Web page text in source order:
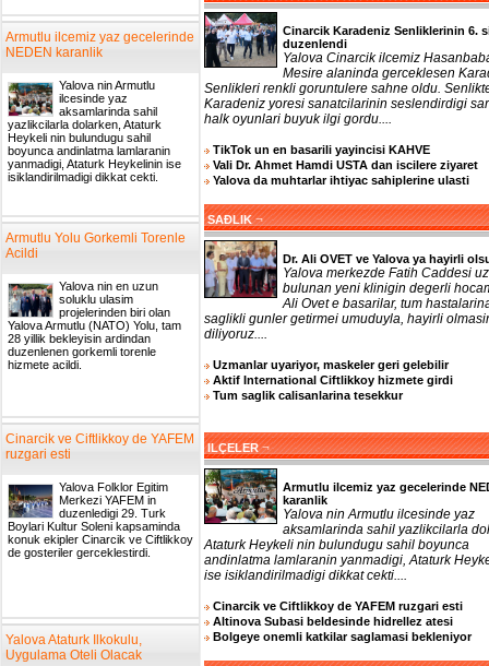
Armutlu ilcemiz yaz gecelerinde
NEDEN karanlik
Yalova nin Armutlu
ilcesinde yaz
aksamlarinda sahil
yazlikcilarla dolarken, Ataturk
Heykeli nin bulundugu sahil
boyunca andinlatma lamlaranin
yanmadigi, Ataturk Heykelinin ise
isiklandirilmadigi dikkat cekti.
Armutlu Yolu Gorkemli Torenle
Acildi
Yalova nin en uzun
soluklu ulasim
projelerinden biri olan
Yalova Armutlu (NATO) Yolu, tam
28 yillik bekleyisin ardindan
duzenlenen gorkemli torenle
hizmete acildi.
Cinarcik ve Ciftlikkoy de YAFEM
ruzgari esti
Yalova Folklor Egitim
Merkezi YAFEM in
duzenledigi 29. Turk
Boylari Kultur Soleni kapsaminda
konuk ekipler Cinarcik ve Ciftlikkoy
de gosteriler gerceklestirdi.
Yalova Ataturk Ilkokulu,
Uygulama Oteli Olacak
Cinarcik Karadeniz Senliklerinin 6.
duzenlendi
Yalova Cinarcik ilcemiz
Mesire alaninda gerceklesen
Senlikleri renkli goruntulere sahne oldu.
Karadeniz yoresi sanatcilarinin seslendirdigi
halk oyunlari buyuk ilgi gordu....
TikTok un en basarili yayincisi KAHVE
Vali Dr. Ahmet Hamdi USTA dan iscilere ziyaret
Yalova da muhtarlar ihtiyac sahiplerine ulasti
SAĐLIK ¬
Dr. Ali OVET ve Yalova ya hayirli
Yalova merkezde Fatih Caddesi
bulunan yeni klinigin degerli
Ali Ovet e basarilar, tum
saglikli gunler getirmei umuduyla, hayirli
diliyoruz....
Uzmanlar uyariyor, maskeler geri gelebilir
Aktif International Ciftlikkoy hizmete girdi
Tum saglik calisanlarina tesekkur
ILÇELER ¬
Armutlu ilcemiz yaz gecelerinde
karanlik
Yalova nin Armutlu ilcesinde yaz
aksamlarinda sahil yazlikcilarla
Ataturk Heykeli nin bulundugu sahil boyunca
andinlatma lamlaranin yanmadigi, Ataturk
ise isiklandirilmadigi dikkat cekti....
Cinarcik ve Ciftlikkoy de YAFEM ruzgari esti
Altinova Subasi beldesinde hidrellez atesi
Bolgeye onemli katkilar saglamasi bekleniyor